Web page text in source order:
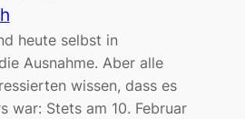
heute selbst in
Ausnahme. Aber alle
wissen, dass es
war: Stets am 10. Februar